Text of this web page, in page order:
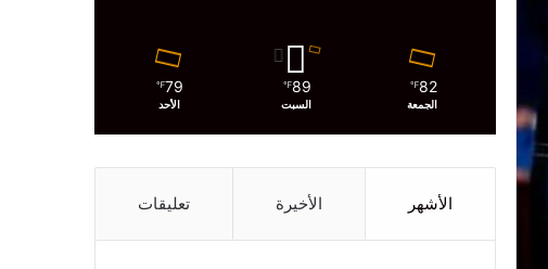
82
℉
الجمعة
89
℉
السبت
79
℉
الأحد
الأشهر الأخيرة تعليقات